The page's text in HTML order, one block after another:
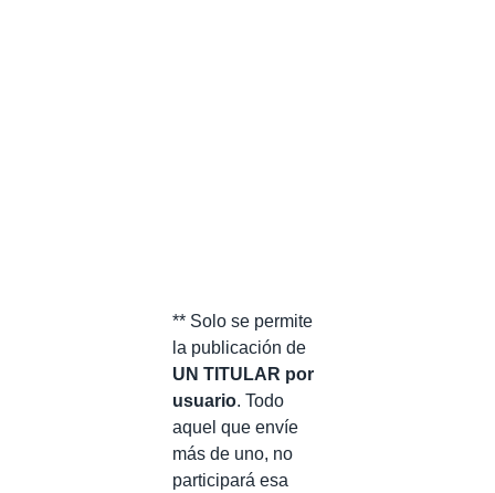
** Solo se permite
la publicación de
UN TITULAR por
usuario. Todo
aquel que envíe
más de uno, no
participará esa